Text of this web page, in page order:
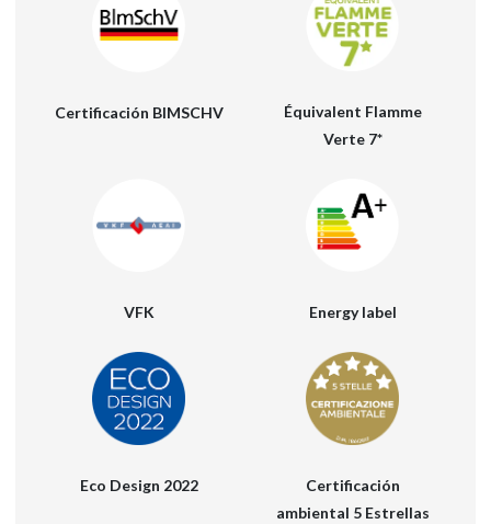
Certificación BIMSCHV
Équivalent Flamme
Verte 7*
VFK Energy label
Eco Design 2022
Certificación
ambiental 5 Estrellas